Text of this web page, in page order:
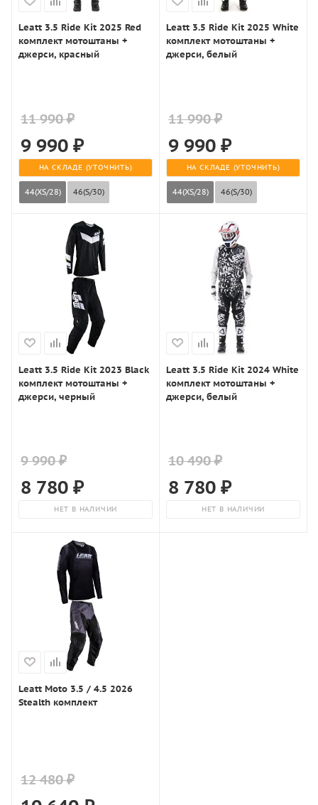
Leatt 3.5 Ride Kit 2025 Red
комплект мотоштаны +
джерси, красный
11 990 ₽
9 990 ₽
НА СКЛАДЕ (УТОЧНИТЬ)
44(XS/28) 46(S/30)
Leatt 3.5 Ride Kit 2025 White
комплект мотоштаны +
джерси, белый
11 990 ₽
9 990 ₽
НА СКЛАДЕ (УТОЧНИТЬ)
44(XS/28) 46(S/30)
Leatt 3.5 Ride Kit 2023 Black
комплект мотоштаны +
джерси, черный
9 990 ₽
8 780 ₽
НЕТ В НАЛИЧИИ
Leatt 3.5 Ride Kit 2024 White
комплект мотоштаны +
джерси, белый
10 490 ₽
8 780 ₽
НЕТ В НАЛИЧИИ
Leatt Moto 3.5 / 4.5 2026
Stealth комплект
12 480 ₽